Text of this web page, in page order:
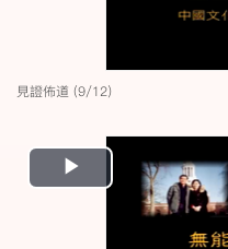
見證佈道 (9/12)
Play
Video